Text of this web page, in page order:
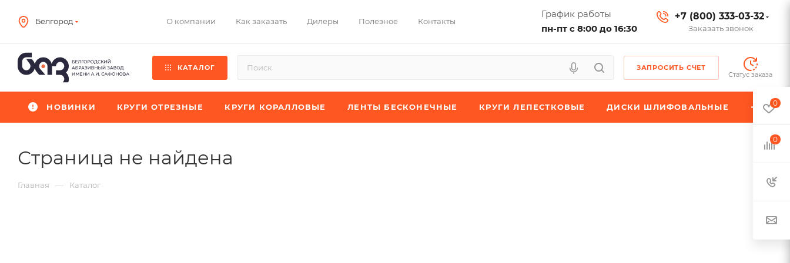
Белгород О компании Как заказать Дилеры Полезное Контакты
График работы
пн-пт с 8:00 до 16:30
+7 (800) 333-03-32
Заказать звонок
КАТАЛОГ
ЗАПРОСИТЬ СЧЕТ
Статус заказа
НОВИНКИ КРУГИ ОТРЕЗНЫЕ КРУГИ КОРАЛЛОВЫЕ ЛЕНТЫ БЕСКОНЕЧНЫЕ КРУГИ ЛЕПЕСТКОВЫЕ ДИСКИ ШЛИФОВАЛЬНЫЕ
Страница не найдена
Главная — Каталог
0
0